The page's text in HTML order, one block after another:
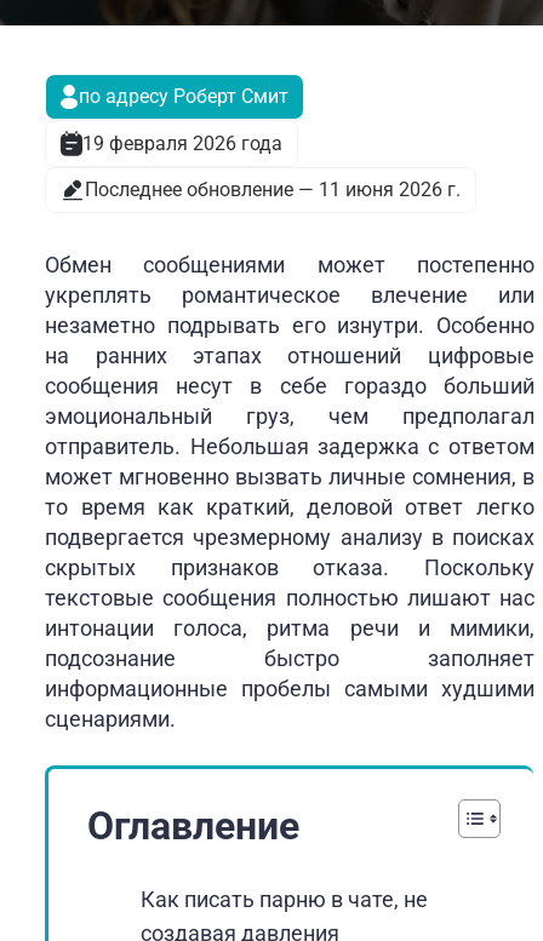
по адресу Роберт Смит
19 февраля 2026 года
Последнее обновление — 11 июня 2026 г.
Обмен сообщениями может постепенно
укреплять романтическое влечение или
незаметно подрывать его изнутри. Особенно
на ранних этапах отношений цифровые
сообщения несут в себе гораздо больший
эмоциональный груз, чем предполагал
отправитель. Небольшая задержка с ответом
может мгновенно вызвать личные сомнения, в
то время как краткий, деловой ответ легко
подвергается чрезмерному анализу в поисках
скрытых признаков отказа. Поскольку
текстовые сообщения полностью лишают нас
интонации голоса, ритма речи и мимики,
подсознание быстро заполняет
информационные пробелы самыми худшими
сценариями.
Оглавление
Как писать парню в чате, не
создавая давления